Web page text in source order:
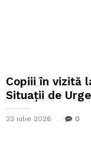
Copiii în vizită
Situații de
23 iulie 2026 0